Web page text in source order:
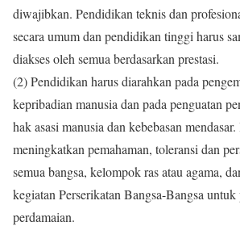
diwajibkan. Pendidikan teknis dan
secara umum dan pendidikan tinggi harus
diakses oleh semua berdasarkan prestasi.
(2) Pendidikan harus diarahkan pada
kepribadian manusia dan pada penguatan
hak asasi manusia dan kebebasan
meningkatkan pemahaman, toleransi dan
semua bangsa, kelompok ras atau agama,
kegiatan Perserikatan Bangsa-Bangsa untuk
perdamaian.